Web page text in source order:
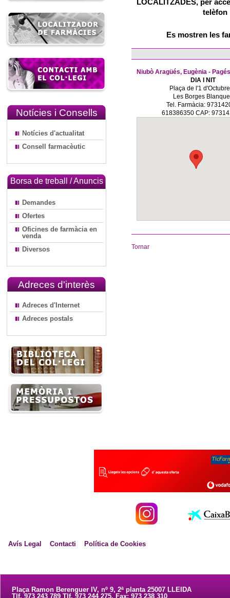
Notícies i Consells
Notícies d'actualitat
Consell farmacèutic
Borsa de treball / Anuncis
Demandes
Ofertes
Oficines de farmàcia en
venda
Diversos
Adreces d'interès
Adreces d'Internet
Adreces postals
LOCALITZADES, per
telèfon
Es mostren les
Niubò Aragüés, Eugènia -
DIA I NIT
Plaça de l'1
Les Borges
Tel. Farmàcia:
618386350 CAP:
Tornar
Avís Legal Contacti Política de Cookies
Plaça Ramon Berenguer IV, nº 9, 2ª planta 25007 LLEIDA
Tlf. 973 243 789 Tlf. 973 244 275. Fax: 973 238 310